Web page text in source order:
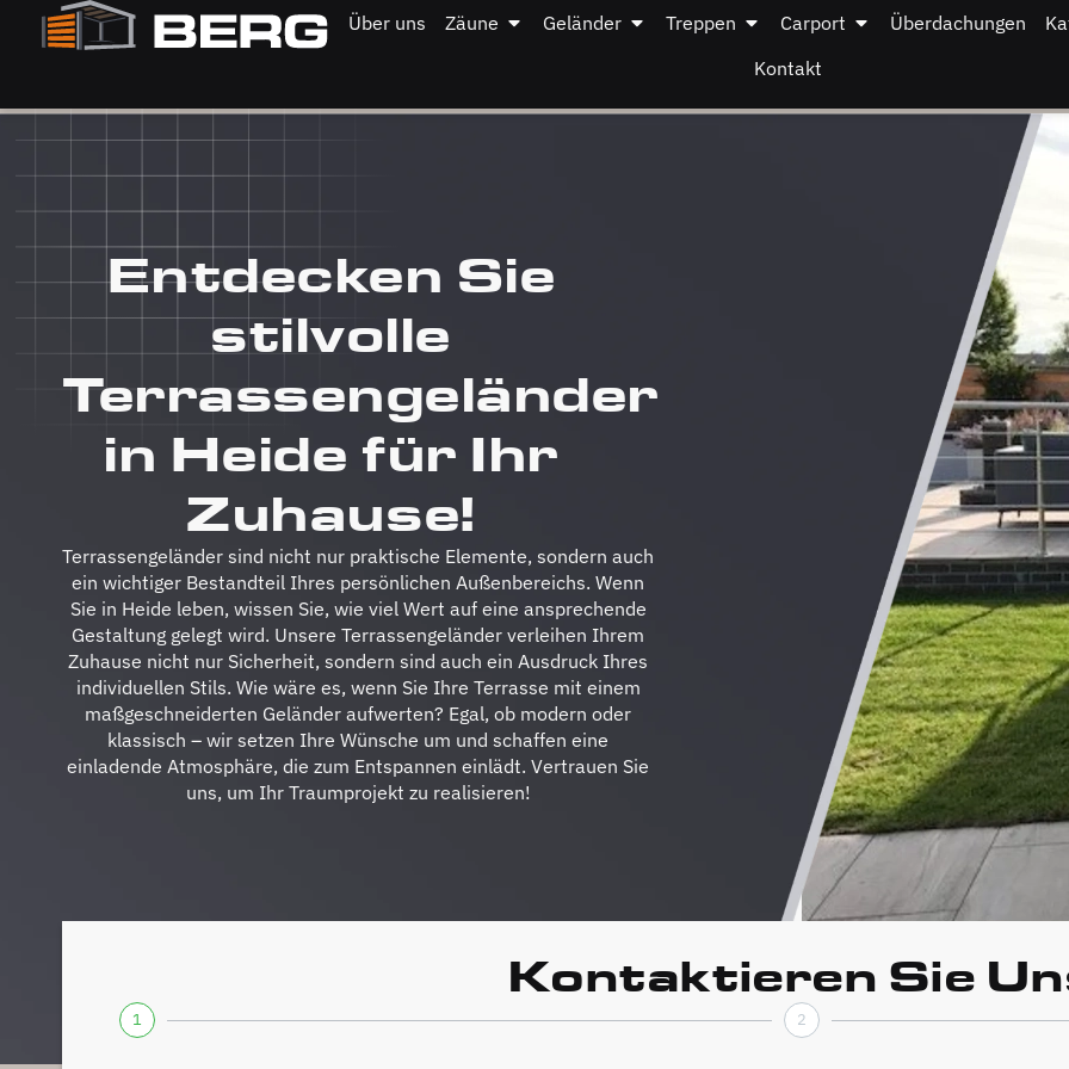
Über uns Zäune Geländer Treppen Carport Überdachungen
Kontakt
Entdecken Sie
stilvolle
Terrassengeländer
in Heide für Ihr
Zuhause!
Terrassengeländer sind nicht nur praktische Elemente, sondern auch
ein wichtiger Bestandteil Ihres persönlichen Außenbereichs. Wenn
Sie in Heide leben, wissen Sie, wie viel Wert auf eine ansprechende
Gestaltung gelegt wird. Unsere Terrassengeländer verleihen Ihrem
Zuhause nicht nur Sicherheit, sondern sind auch ein Ausdruck Ihres
individuellen Stils. Wie wäre es, wenn Sie Ihre Terrasse mit einem
maßgeschneiderten Geländer aufwerten? Egal, ob modern oder
klassisch – wir setzen Ihre Wünsche um und schaffen eine
einladende Atmosphäre, die zum Entspannen einlädt. Vertrauen Sie
uns, um Ihr Traumprojekt zu realisieren!
Kontaktieren Sie
1 2